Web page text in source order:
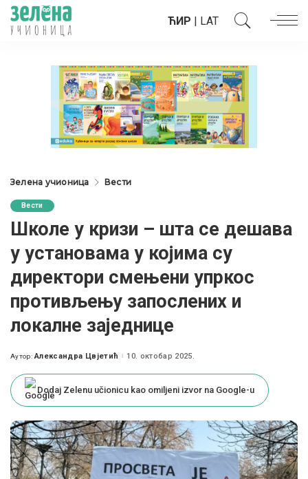
ЋИР | LAT
Зелена учионица Вести
Вести
Школе у кризи – шта се дешава
у установама у којима су
директори смењени упркос
противљењу запослених и
локалне заједнице
Posted
Аутор: Александра Цвјетић 10. октобар 2025.
Dodaj Zelenu učionicu kao omiljeni izvor na Google-u